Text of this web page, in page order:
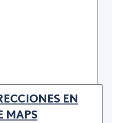
EN
MAPS IN NEW TAB)